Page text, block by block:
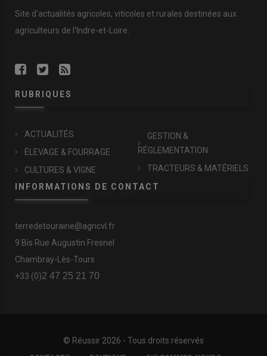
Site d'actualités agricoles, viticoles et rurales destinées aux
agriculteurs de l'Indre-et-Loire.
RUBRIQUES
ACTUALITÉS
ÉLEVAGE & FOURRAGE
CULTURES & VIGNE
GESTION &
RÉGLEMENTATION
TRACTEURS & MATÉRIELS
INFORMATIONS DE CONTACT
terredetouraine@agricvl.fr
9 Bis Rue Augustin Fresnel
Chambray-Lès-Tours
+33 (0)2 47 25 21 70
© Réussir 2026 - Tous droits réservés
FOOTER